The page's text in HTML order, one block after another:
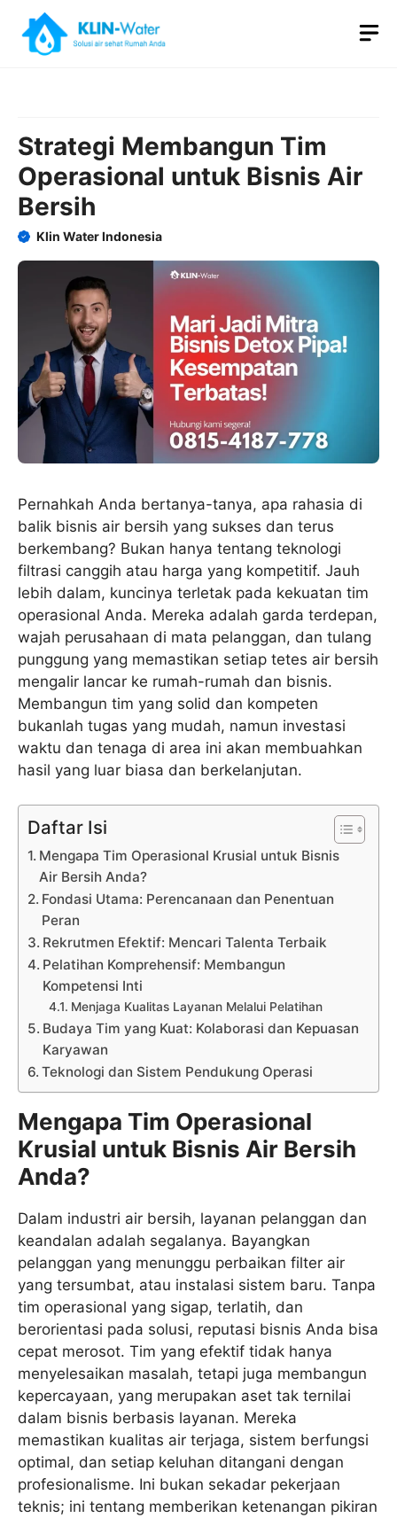
content
Strategi Membangun Tim
Operasional untuk Bisnis Air
Bersih
Klin Water Indonesia
Pernahkah Anda bertanya-tanya, apa rahasia di
balik bisnis air bersih yang sukses dan terus
berkembang? Bukan hanya tentang teknologi
filtrasi canggih atau harga yang kompetitif. Jauh
lebih dalam, kuncinya terletak pada kekuatan tim
operasional Anda. Mereka adalah garda terdepan,
wajah perusahaan di mata pelanggan, dan tulang
punggung yang memastikan setiap tetes air bersih
mengalir lancar ke rumah-rumah dan bisnis.
Membangun tim yang solid dan kompeten
bukanlah tugas yang mudah, namun investasi
waktu dan tenaga di area ini akan membuahkan
hasil yang luar biasa dan berkelanjutan.
Daftar Isi
Mengapa Tim Operasional Krusial untuk Bisnis
Air Bersih Anda?
Fondasi Utama: Perencanaan dan Penentuan
Peran
Rekrutmen Efektif: Mencari Talenta Terbaik
Pelatihan Komprehensif: Membangun
Kompetensi Inti
Menjaga Kualitas Layanan Melalui Pelatihan
Budaya Tim yang Kuat: Kolaborasi dan Kepuasan
Karyawan
Teknologi dan Sistem Pendukung Operasi
Mengapa Tim Operasional
Krusial untuk Bisnis Air Bersih
Anda?
Dalam industri air bersih, layanan pelanggan dan
keandalan adalah segalanya. Bayangkan
pelanggan yang menunggu perbaikan filter air
yang tersumbat, atau instalasi sistem baru. Tanpa
tim operasional yang sigap, terlatih, dan
berorientasi pada solusi, reputasi bisnis Anda bisa
cepat merosot. Tim yang efektif tidak hanya
menyelesaikan masalah, tetapi juga membangun
kepercayaan, yang merupakan aset tak ternilai
dalam bisnis berbasis layanan. Mereka
memastikan kualitas air terjaga, sistem berfungsi
optimal, dan setiap keluhan ditangani dengan
profesionalisme. Ini bukan sekadar pekerjaan
teknis; ini tentang memberikan ketenangan pikiran